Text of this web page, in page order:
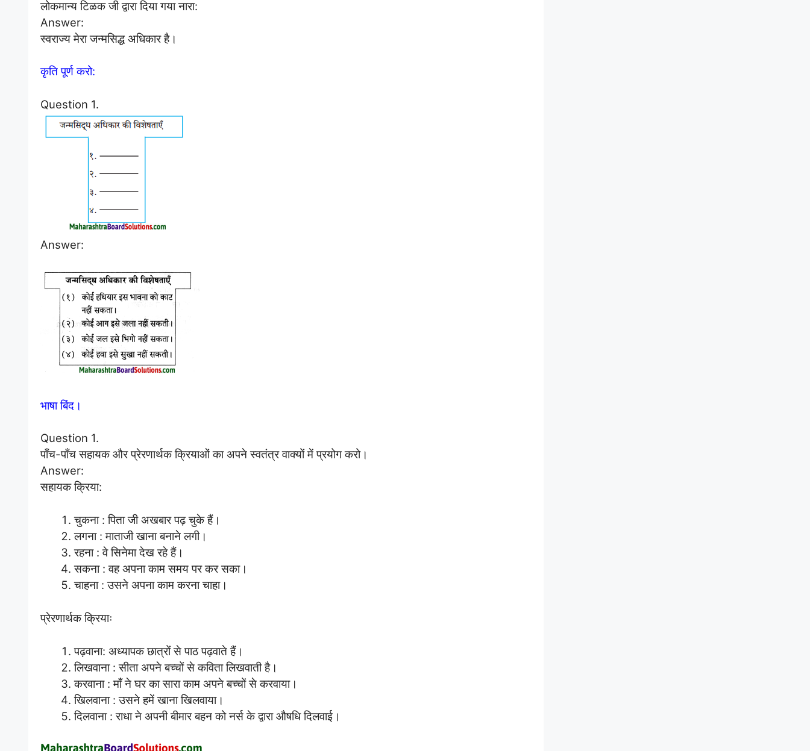
लोकमान्य टिळक जी द्वारा दिया गया नारा:
Answer:
स्वराज्य मेरा जन्मसिद्ध अधिकार है।
कृति पूर्ण करो:
Question 1.
Answer:
भाषा बिंद।
Question 1.
पाँच-पाँच सहायक और प्रेरणार्थक क्रियाओं का अपने स्वतंत्र वाक्यों में प्रयोग करो।
Answer:
सहायक क्रिया:
चुकना : पिता जी अखबार पढ़ चुके हैं।
लगना : माताजी खाना बनाने लगी।
रहना : वे सिनेमा देख रहे हैं।
सकना : वह अपना काम समय पर कर सका।
चाहना : उसने अपना काम करना चाहा।
प्रेरणार्थक क्रियाः
पढ़वाना: अध्यापक छात्रों से पाठ पढ़वाते हैं।
लिखवाना : सीता अपने बच्चों से कविता लिखवाती है।
करवाना : माँ ने घर का सारा काम अपने बच्चों से करवाया।
खिलवाना : उसने हमें खाना खिलवाया।
दिलवाना : राधा ने अपनी बीमार बहन को नर्स के द्वारा औषधि दिलवाई।